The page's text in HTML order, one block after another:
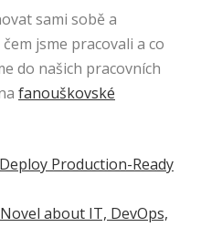
sami sobě a
jsme pracovali a co
do našich pracovních
fanouškovské
Production-Ready
about IT, DevOps,